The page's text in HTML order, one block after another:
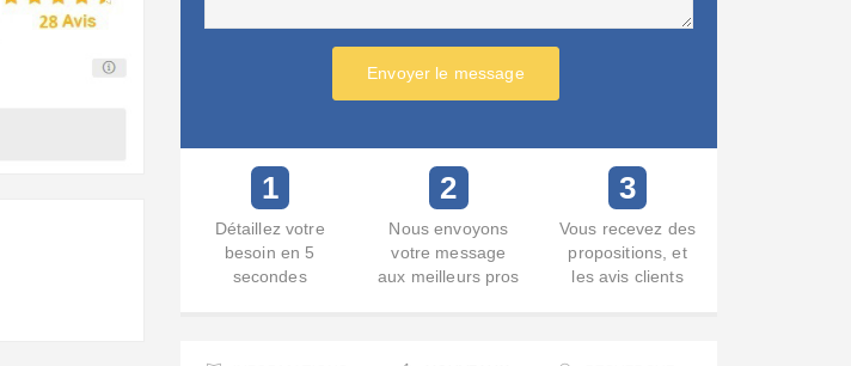
Envoyer le message
1
Détaillez votre
besoin en 5
secondes
2
Nous envoyons
votre message
aux meilleurs pros
3
Vous recevez des
propositions, et
les avis clients